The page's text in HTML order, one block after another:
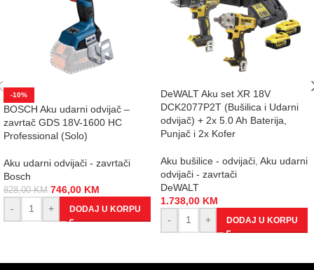
-10%
BOSCH Aku udarni odvijač –
zavrtač GDS 18V-1600 HC
Professional (Solo)
Aku udarni odvijači - zavrtači
Bosch
828,00KM 746,00 KM
-
+ DODAJ U KORPU
DeWALT Aku set XR 18V
DCK2077P2T (Bušilica i Udarni
odvijač) + 2x 5.0 Ah Baterija,
Punjač i 2x Kofer
Aku bušilice - odvijači Aku udarni
odvijači - zavrtači
DeWALT
1.738,00 KM
-
+ DODAJ U KORPU